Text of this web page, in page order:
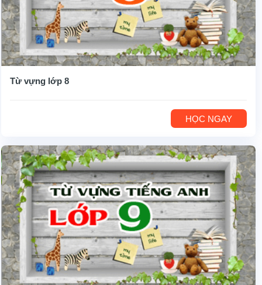
Từ vựng lớp 8
HỌC NGAY